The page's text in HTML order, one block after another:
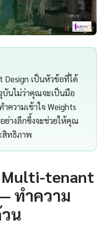
Design เป็นหัวข้อที่ได้
บันไม่ว่าคุณจะเป็นมือ
วามเข้าใจ Weights
ย่างลึกซึ้งจะช่วยให้คุณ
สิทธิภาพ
Multi-tenant
ทำความ
น